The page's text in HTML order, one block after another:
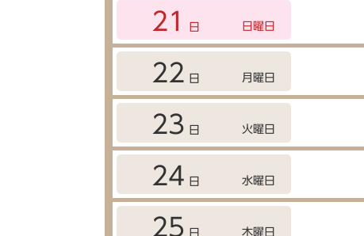
21 日 日曜日
22 日 月曜日
23 日 火曜日
24 日 水曜日
25 日 木曜日